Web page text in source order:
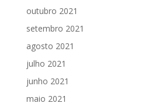
outubro 2021
setembro 2021
agosto 2021
julho 2021
junho 2021
maio 2021